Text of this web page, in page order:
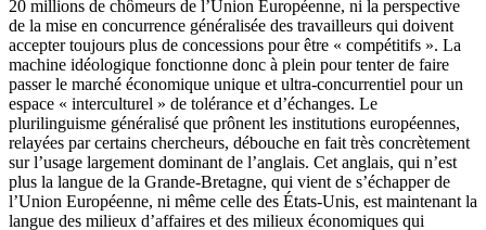
20 millions de chômeurs de l’Union Européenne, ni la perspective
de la mise en concurrence généralisée des travailleurs qui doivent
accepter toujours plus de concessions pour être « compétitifs ». La
machine idéologique fonctionne donc à plein pour tenter de faire
passer le marché économique unique et ultra-concurrentiel pour un
espace « interculturel » de tolérance et d’échanges. Le
plurilinguisme généralisé que prônent les institutions européennes,
relayées par certains chercheurs, débouche en fait très concrètement
sur l’usage largement dominant de l’anglais. Cet anglais, qui n’est
plus la langue de la Grande-Bretagne, qui vient de s’échapper de
l’Union Européenne, ni même celle des États-Unis, est maintenant la
langue des milieux d’affaires et des milieux économiques qui